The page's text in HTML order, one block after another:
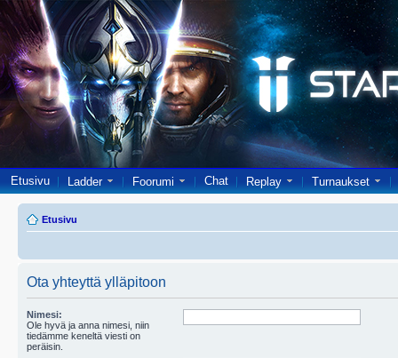
Etusivu Ladder Foorumi Chat Replay Turnaukset
Etusivu
Ota yhteyttä ylläpitoon
Nimesi:
Ole hyvä ja anna nimesi, niin
tiedämme keneltä viesti on
peräisin.